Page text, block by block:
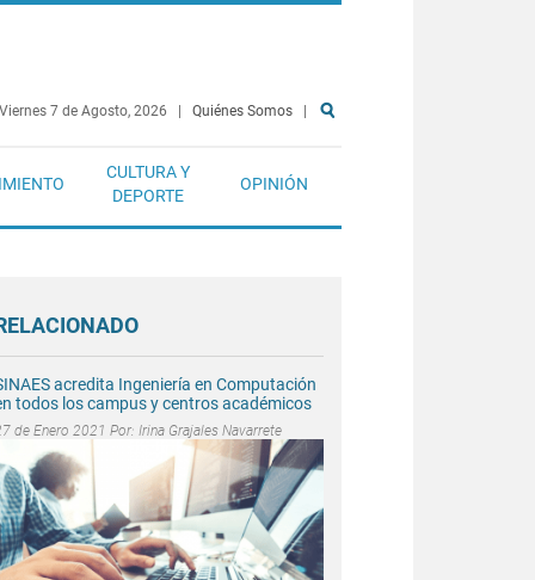
Viernes 7 de Agosto, 2026 Quiénes Somos
CULTURA Y
DEPORTE
OPINIÓN
acredita Ingeniería en Computación
todos los campus y centros académicos
de Enero 2021 Por: Irina Grajales Navarrete